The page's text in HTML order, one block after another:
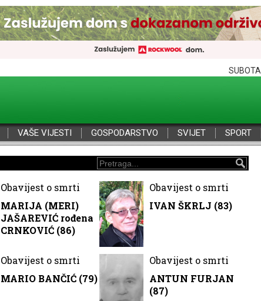
VAŠE VIJESTI GOSPODARSTVO SVIJET SPORT
Obavijest o smrti
MARIJA (MERI)
JAŠAREVIĆ rođena
CRNKOVIĆ (86)
Obavijest o smrti
IVAN ŠKRLJ (83)
Obavijest o smrti
MARIO BANČIĆ (79)
Obavijest o smrti
ANTUN FURJAN
(87)